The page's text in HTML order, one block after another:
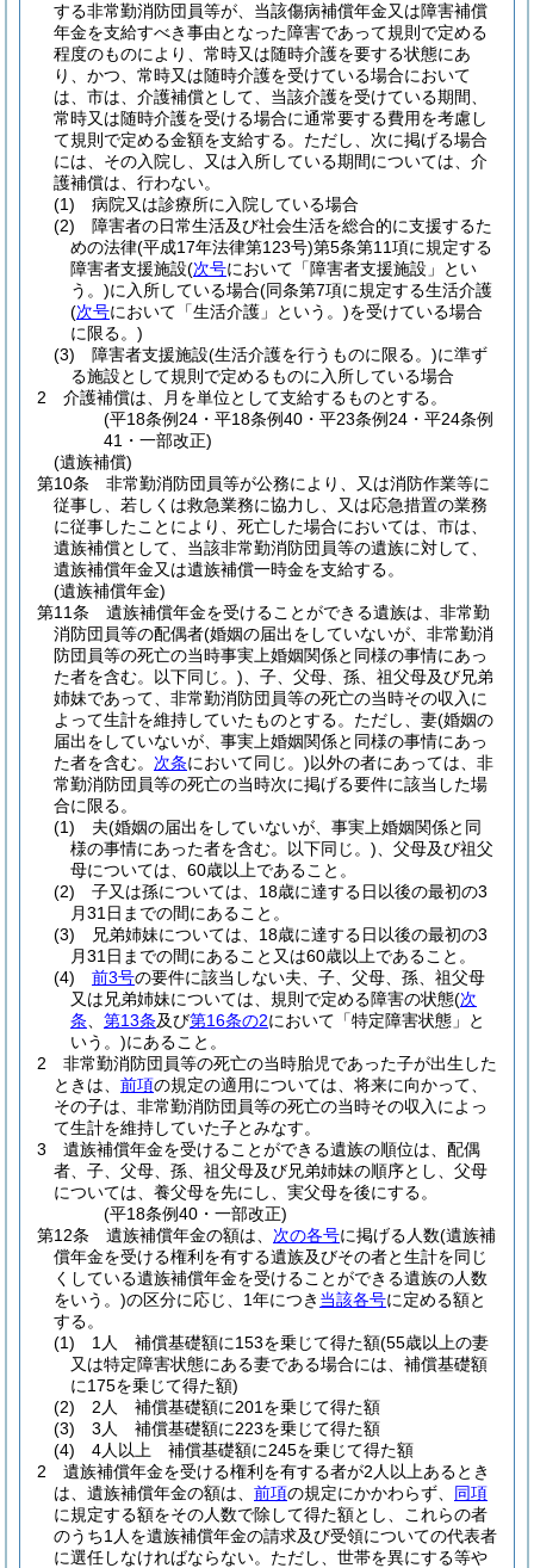
する非常勤消防団員等が、当該傷病補償年金又は障害補償
年金を支給すべき事由となった障害であって規則で定める
程度のものにより、常時又は随時介護を要する状態にあ
り、かつ、常時又は随時介護を受けている場合において
は、市は、介護補償として、当該介護を受けている期間、
常時又は随時介護を受ける場合に通常要する費用を考慮し
て規則で定める金額を支給する。 ただし、次に掲げる場合
には、その入院し、又は入所している期間については、介
護補償は、行わない。
(1)
病院又は診療所に入院している場合
(2)
障害者の日常生活及び社会生活を総合的に支援するた
めの法律(平成17年法律第123号)第5条第11項に規定する
障害者支援施設(次号において「障害者支援施設」とい
う。)に入所している場合(同条第7項に規定する生活介護
(次号において「生活介護」という。)を受けている場合
に限る。)
(3)
障害者支援施設(生活介護を行うものに限る。)に準ず
る施設として規則で定めるものに入所している場合
2
介護補償は、月を単位として支給するものとする。
(平18条例24・平18条例40・平23条例24・平24条例
41・一部改正)
(遺族補償)
第10条
非常勤消防団員等が公務により、又は消防作業等に
従事し、若しくは救急業務に協力し、又は応急措置の業務
に従事したことにより、死亡した場合においては、市は、
遺族補償として、当該非常勤消防団員等の遺族に対して、
遺族補償年金又は遺族補償一時金を支給する。
(遺族補償年金)
第11条
遺族補償年金を受けることができる遺族は、非常勤
消防団員等の配偶者(婚姻の届出をしていないが、非常勤消
防団員等の死亡の当時事実上婚姻関係と同様の事情にあっ
た者を含む。以下同じ。) 、子、父母、孫、祖父母及び兄弟
姉妹であって、非常勤消防団員等の死亡の当時その収入に
よって生計を維持していたものとする。 ただし、妻(婚姻の
届出をしていないが、事実上婚姻関係と同様の事情にあっ
た者を含む。 次条において同じ。)以外の者にあっては、非
常勤消防団員等の死亡の当時次に掲げる要件に該当した場
合に限る。
(1)
夫(婚姻の届出をしていないが、事実上婚姻関係と同
様の事情にあった者を含む。以下同じ。) 、父母及び祖父
母については、60歳以上であること。
(2)
子又は孫については、18歳に達する日以後の最初の3
月31日までの間にあること。
(3)
兄弟姉妹については、18歳に達する日以後の最初の3
月31日までの間にあること又は60歳以上であること。
(4)
前3号の要件に該当しない夫、子、父母、孫、祖父母
又は兄弟姉妹については、規則で定める障害の状態(次
条
第13条及び第16条の2において「特定障害状態」と
いう。)にあること。
2
非常勤消防団員等の死亡の当時胎児であった子が出生した
ときは、 前項の規定の適用については、将来に向かって、
その子は、非常勤消防団員等の死亡の当時その収入によっ
て生計を維持していた子とみなす。
3
遺族補償年金を受けることができる遺族の順位は、配偶
者、子、父母、孫、祖父母及び兄弟姉妹の順序とし、父母
については、養父母を先にし、実父母を後にする。
(平18条例40・一部改正)
第12条
遺族補償年金の額は、 次の各号に掲げる人数(遺族補
償年金を受ける権利を有する遺族及びその者と生計を同じ
くしている遺族補償年金を受けることができる遺族の人数
をいう。)の区分に応じ、1年につき 当該各号に定める額と
する。
(1)
1人 補償基礎額に153を乗じて得た額(55歳以上の妻
又は特定障害状態にある妻である場合には、補償基礎額
に175を乗じて得た額)
(2)
2人 補償基礎額に201を乗じて得た額
(3)
3人 補償基礎額に223を乗じて得た額
(4)
4人以上 補償基礎額に245を乗じて得た額
2
遺族補償年金を受ける権利を有する者が2人以上あるとき
は、遺族補償年金の額は、 前項の規定にかかわらず、 同項
に規定する額をその人数で除して得た額とし、これらの者
のうち1人を遺族補償年金の請求及び受領についての代表者
に選任しなければならない。 ただし、世帯を異にする等や